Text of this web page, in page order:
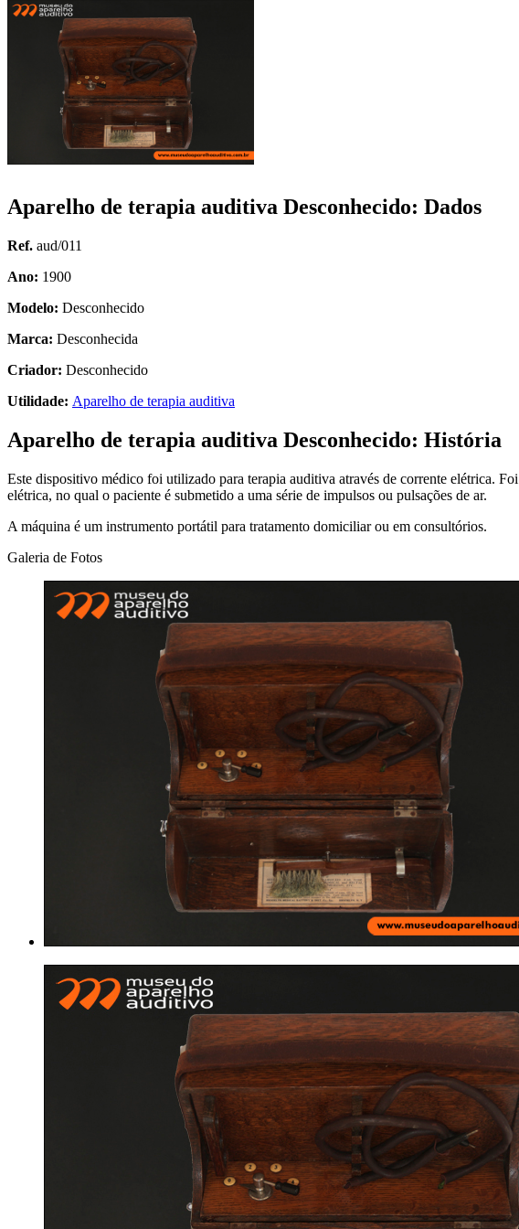
Aparelho de terapia auditiva Desconhecido: Dados
Ref. aud/011
Ano: 1900
Modelo: Desconhecido
Marca: Desconhecida
Criador: Desconhecido
Utilidade: Aparelho de terapia auditiva
Aparelho de terapia auditiva Desconhecido: História
Este dispositivo médico foi utilizado para terapia auditiva através de corrente elétrica.
elétrica, no qual o paciente é submetido a uma série de impulsos ou pulsações de ar.
A máquina é um instrumento portátil para tratamento domiciliar ou em consultórios.
Galeria de Fotos